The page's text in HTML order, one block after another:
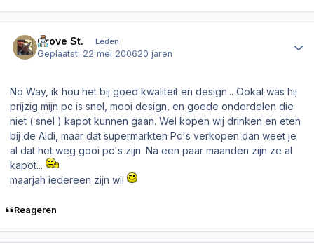
Grove St. Leden
Geplaatst: 22 mei 200620 jaren
No Way, ik hou het bij goed kwaliteit en design... Ookal was hij
prijzig mijn pc is snel, mooi design, en goede onderdelen die
niet ( snel ) kapot kunnen gaan. Wel kopen wij drinken en eten
bij de Aldi, maar dat supermarkten Pc's verkopen dan weet je
al dat het weg gooi pc's zijn. Na een paar maanden zijn ze al
kapot...
maarjah iedereen zijn wil
Reageren